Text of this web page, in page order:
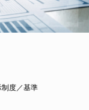
制度／基準